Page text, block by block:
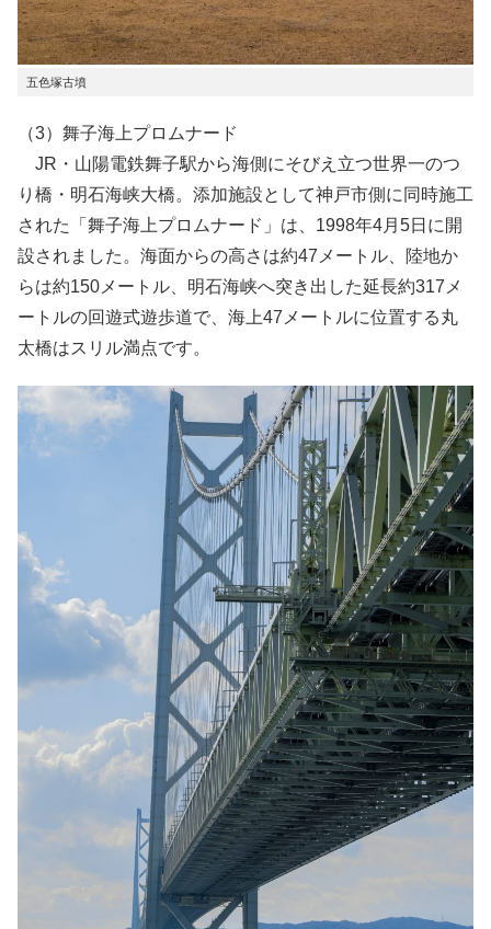
五色塚古墳
（3）舞子海上プロムナード
JR・山陽電鉄舞子駅から海側にそびえ立つ世界一のつ
り橋・明石海峡大橋。添加施設として神戸市側に同時施工
された「舞子海上プロムナード」は、1998年4月5日に開
設されました。海面からの高さは約47メートル、陸地か
らは約150メートル、明石海峡へ突き出した延長約317メ
ートルの回遊式遊歩道で、海上47メートルに位置する丸
太橋はスリル満点です。